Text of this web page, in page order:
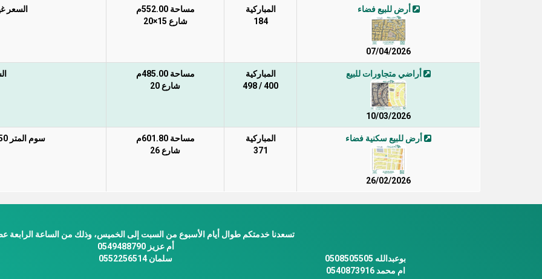
أرض للبيع فضاء
07/04/2026
المباركية
184
مساحة 552.00م
شارع 15×20
السعر
أراضي متجاورات للبيع
10/03/2026
المباركية
400 / 498
مساحة 485.00م
شارع 20
أرض للبيع سكنية فضاء
26/02/2026
المباركية
371
مساحة 601.80م
شارع 26
سوم المتر 1,650 ريال السعر غير شامل الضريبة والسعي
تسعدنا خدمتكم طوال أيام الأسبوع من السبت إلى الخميس، وذلك من الساعة
أم عزيز 0549488790
سلمان 0552256514
بوعبدالله 0508505505
ام محمد 0540873916